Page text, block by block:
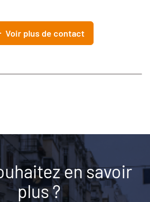
Voir plus de contact
en savoir
plus ?